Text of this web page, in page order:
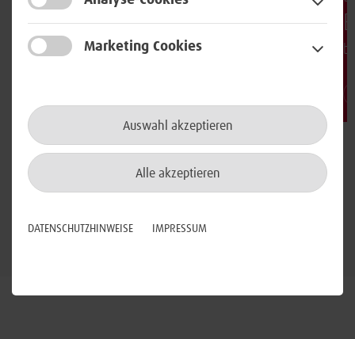
Marketing Cookies
Auswahl akzeptieren
Alle akzeptieren
DATENSCHUTZHINWEISE IMPRESSUM
der Komfortzone
2 min 9. Februar 2026